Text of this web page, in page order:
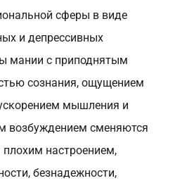
сферы в виде
и депрессивных
мании с приподнятым
сознания, ощущением
мышления и
возбуждением сменяются
настроением,
безнадежности,